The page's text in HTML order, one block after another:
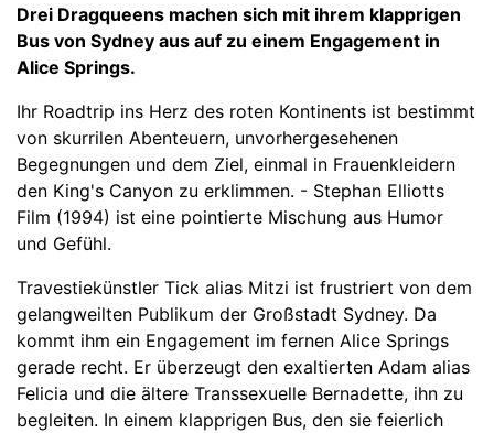
Drei Dragqueens machen sich mit ihrem klapprigen
Bus von Sydney aus auf zu einem Engagement in
Alice Springs.
Ihr Roadtrip ins Herz des roten Kontinents ist bestimmt
von skurrilen Abenteuern, unvorhergesehenen
Begegnungen und dem Ziel, einmal in Frauenkleidern
den King's Canyon zu erklimmen. - Stephan Elliotts
Film (1994) ist eine pointierte Mischung aus Humor
und Gefühl.
Travestiekünstler Tick alias Mitzi ist frustriert von dem
gelangweilten Publikum der Großstadt Sydney. Da
kommt ihm ein Engagement im fernen Alice Springs
gerade recht. Er überzeugt den exaltierten Adam alias
Felicia und die ältere Transsexuelle Bernadette, ihn zu
begleiten. In einem klapprigen Bus, den sie feierlich